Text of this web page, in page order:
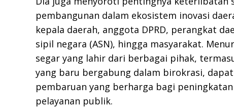
pembangunan dalam ekosistem inovasi
kepala daerah, anggota DPRD, perangkat
sipil negara (ASN), hingga masyarakat.
segar yang lahir dari berbagai pihak,
yang baru bergabung dalam birokrasi,
pembaruan yang berharga bagi
pelayanan publik.